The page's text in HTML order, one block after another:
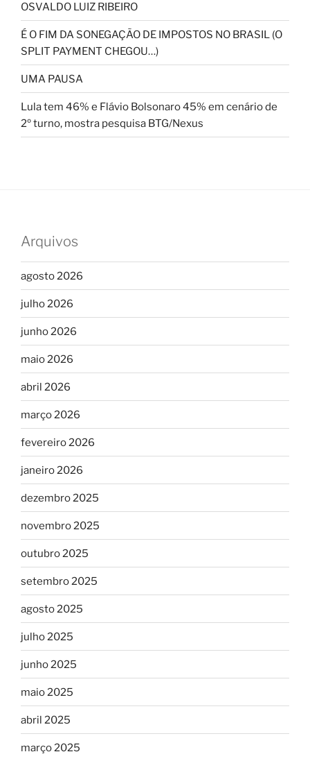
OSVALDO LUIZ RIBEIRO
É O FIM DA SONEGAÇÃO DE IMPOSTOS NO BRASIL (O
SPLIT PAYMENT CHEGOU…)
UMA PAUSA
Lula tem 46% e Flávio Bolsonaro 45% em cenário de
2º turno, mostra pesquisa BTG/Nexus
Arquivos
agosto 2026
julho 2026
junho 2026
maio 2026
abril 2026
março 2026
fevereiro 2026
janeiro 2026
dezembro 2025
novembro 2025
outubro 2025
setembro 2025
agosto 2025
julho 2025
junho 2025
maio 2025
abril 2025
março 2025